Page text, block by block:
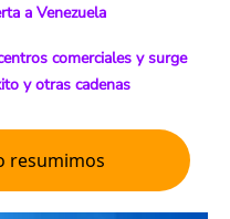
a Venezuela
comerciales y surge
y otras cadenas
resumimos